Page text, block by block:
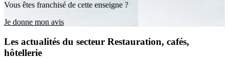
Vous êtes franchisé de cette enseigne ?
Je donne mon avis
Les actualités du secteur Restauration, cafés,
hôtellerie